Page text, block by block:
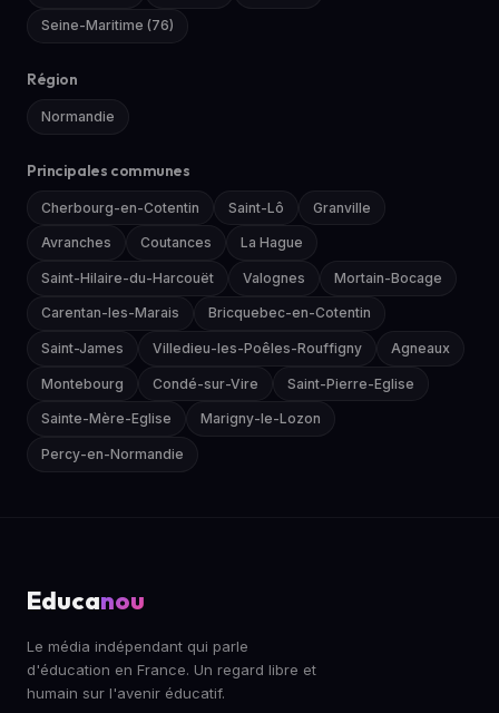
Seine-Maritime (76)
Région
Normandie
Principales communes
Cherbourg-en-Cotentin Saint-Lô Granville
Avranches Coutances La Hague
Saint-Hilaire-du-Harcouët Valognes Mortain-Bocage
Carentan-les-Marais Bricquebec-en-Cotentin
Saint-James Villedieu-les-Poêles-Rouffigny Agneaux
Montebourg Condé-sur-Vire Saint-Pierre-Eglise
Sainte-Mère-Eglise Marigny-le-Lozon
Percy-en-Normandie
Educanou
Le média indépendant qui parle
d'éducation en France. Un regard libre et
humain sur l'avenir éducatif.